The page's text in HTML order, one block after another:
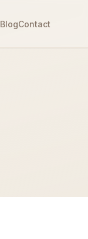
BlogContact